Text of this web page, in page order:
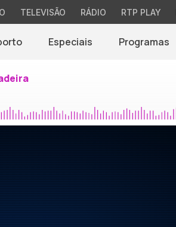
TELEVISÃO RÁDIO RTP PLAY
Especiais Programas